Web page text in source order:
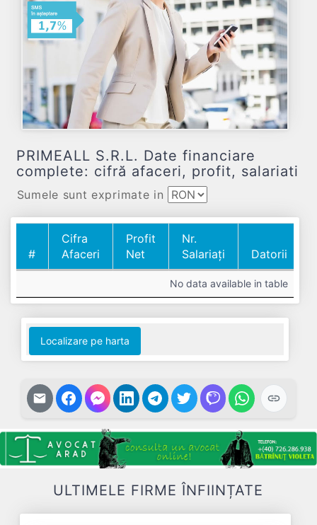
PRIMEALL S.R.L. Date financiare
complete: cifră afaceri, profit, salariati
Sumele sunt exprimate in
#
Cifra
Afaceri
Profit
Net
Nr.
Salariați
Datorii
Afaceri
Net
Nr.
Salariați
Datorii
No data available in table
Localizare pe harta
ULTIMELE FIRME ÎNFIINȚATE